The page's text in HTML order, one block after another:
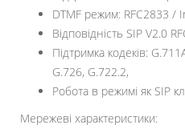
DTMF режим: RFC2833 /
Відповідність SIP V2.0
Підтримка кодеків:
G.726, G.722.2,
Робота в режимі як SIP
Мережеві характеристики: